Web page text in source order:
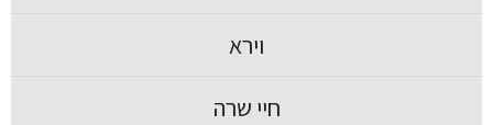
וירא
חיי שרה